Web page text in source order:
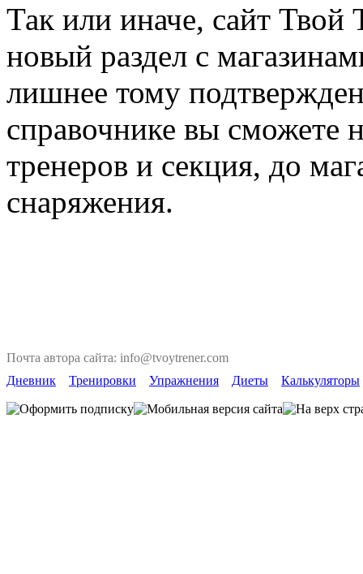
Так или иначе, сайт Твой
новый раздел с
лишнее тому
справочнике вы сможете
тренеров и секция, до
снаряжения.
Почта автора сайта: info@tvoytrener.com
Дневник
Тренировки Упражнения Диеты Калькуляторы